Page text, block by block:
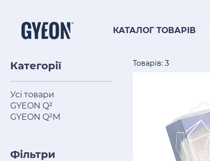
КАТАЛОГ ТОВАРІВ
Категорії
Усі товари
GYEON Q²
GYEON Q²M
Фільтри
Товарів: 3